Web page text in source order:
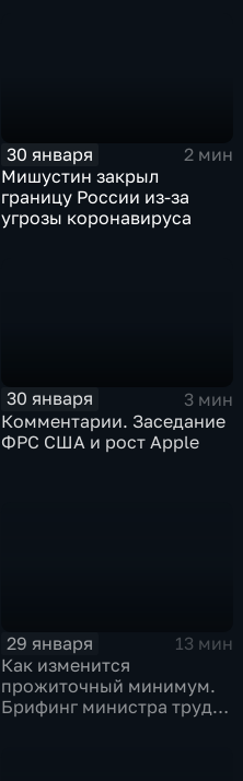
30 января
2 мин
Мишустин закрыл
границу России из-за
угрозы коронавируса
30 января
3 мин
Комментарии. Заседание
ФРС США и рост Apple
29 января
13 мин
Как изменится
прожиточный минимум.
Брифинг министра труда